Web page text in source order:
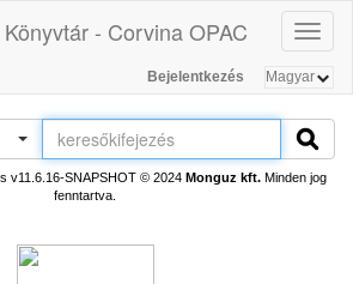
- Corvina OPAC
Bejelentkezés
v11.6.16-SNAPSHOT© 2024 Monguz kft.Minden jog
fenntartva.